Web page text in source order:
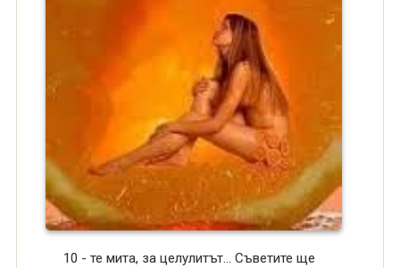
10 - те мита, за целулитът... Съветите ще